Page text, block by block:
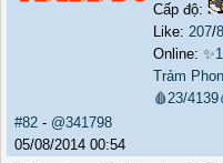
Cấp độ:
Like: 207/
Online:
Trảm
🩸23/
#82 - @341798
05/08/2014 00:54